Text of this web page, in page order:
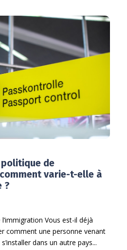
politique de
varie-t-elle à
?
Vous est-il déjà
comment une personne venant
dans un autre pays...